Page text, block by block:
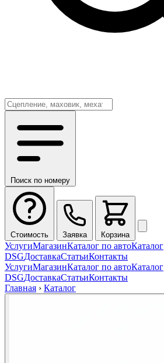
Поиск по номеру
Стоимость Заявка Корзина
УслугиМагазинКаталог по автоКаталог
DSGДоставкаСтатьиКонтакты
УслугиМагазинКаталог по автоКаталог
DSGДоставкаСтатьиКонтакты
Главная › Каталог